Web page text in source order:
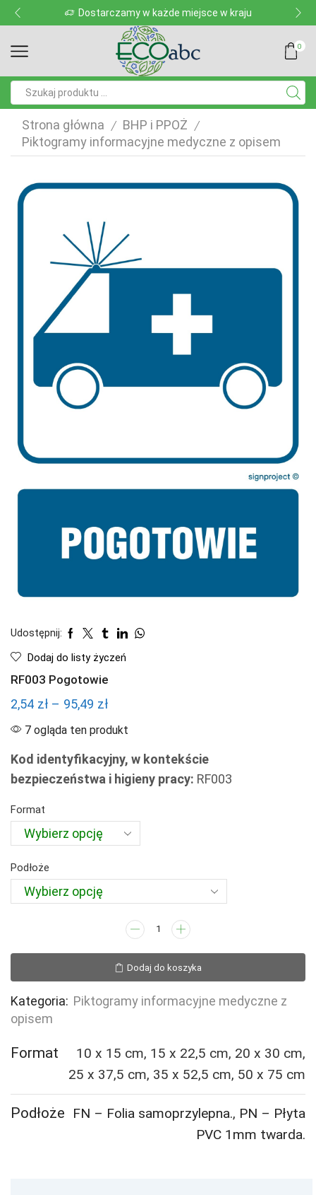
w każde miejsce w kraju
0
Strona główna / BHP i PPOŻ /
Piktogramy informacyjne medyczne z opisem
Udostępnij:
Dodaj do listy życzeń
RF003 Pogotowie
2,54 zł – 95,49 złZakres
cen:
2,54 zł
do
7 ogląda ten produkt
Kod identyfikacyjny, w kontekście
bezpieczeństwa i higieny pracy: RF003
Format
Podłoże
ilość
Pogotowie
Dodaj do koszyka
Kategoria: Piktogramy informacyjne medyczne z
opisem
Format
10 x 15 cm, 15 x 22,5 cm, 20 x 30 cm,
25 x 37,5 cm, 35 x 52,5 cm, 50 x 75 cm
Podłoże FN – Folia samoprzylepna., PN – Płyta
PVC 1mm twarda.